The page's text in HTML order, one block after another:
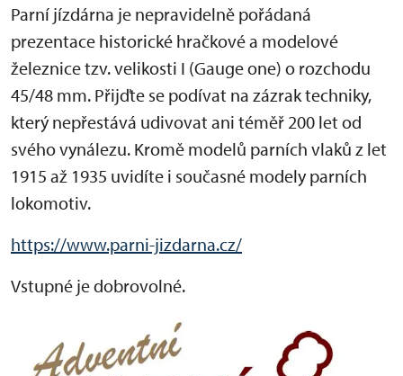
Parní jízdárna je nepravidelně pořádaná
prezentace historické hračkové a modelové
železnice tzv. velikosti I (Gauge one) o rozchodu
45/48 mm. Přijďte se podívat na zázrak techniky,
který nepřestává udivovat ani téměř 200 let od
svého vynálezu. Kromě modelů parních vlaků z let
1915 až 1935 uvidíte i současné modely parních
lokomotiv.
https://www.parni-jizdarna.cz/
Vstupné je dobrovolné.